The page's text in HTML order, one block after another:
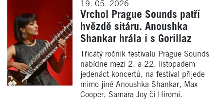
19. 05. 2026
Vrchol Prague Sounds patří
hvězdě sitáru. Anoushka
Shankar hrála i s Gorillaz
Třicátý ročník festivalu Prague Sounds
nabídne mezi 2. a 22. listopadem
jedenáct koncertů, na festival přijede
mimo jiné Anoushka Shankar, Max
Cooper, Samara Joy či Hiromi.